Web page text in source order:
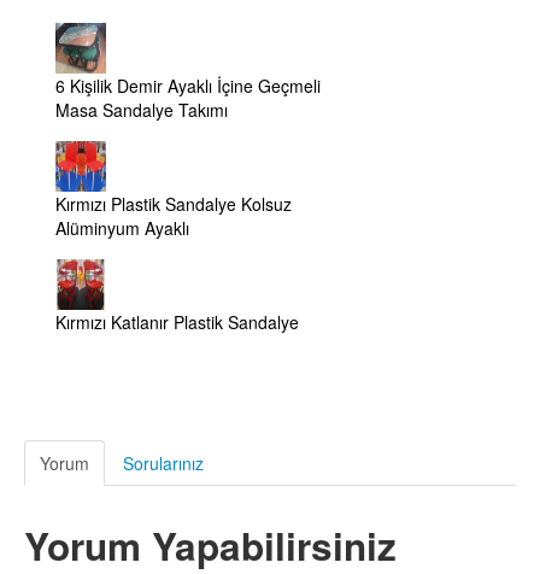
6 Kişilik Demir Ayaklı İçine Geçmeli
Masa Sandalye Takımı
Kırmızı Plastik Sandalye Kolsuz
Alüminyum Ayaklı
Kırmızı Katlanır Plastik Sandalye
Yorum Sorularınız
Yorum Yapabilirsiniz